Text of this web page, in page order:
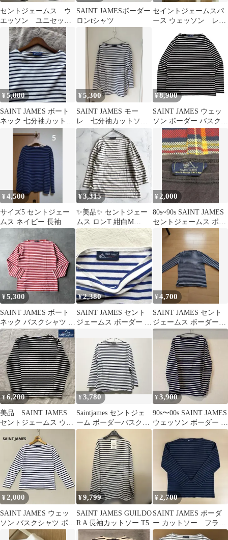
セントジェームス ウ
エッソン ユニセック
ス サイズT3
SAINT JAMESボーダー
ロンtシャツ
セイントジェームスパ
ース ウェッソン レア
¥5,000
SAINT JAMES ボート
ネック 七分袖カットソ
¥5,300
SAINT JAMES モー
レ 七分袖カットソー
ホワイト/ネイビー
¥ 8,900
SAINT JAMES ウェッ
ソン ボーダー バスクシ
ャツ T7 フランス製
¥4,500
サイズ5 セントジェー
ムス ネイビー 長袖
¥3,315
✨美品✨ セントジェー
ムス ロンT 紺白M
tk102
¥ 2,000
80s~90s SAINT JAMES
セントジェームス ボー
ダーロンT
¥5,300
SAINT JAMES ボート
ネック バスクシャツ ボ
ーダー フランス製
¥2,380
SAINT JAMES セント
ジェームス ボーダー 長
¥4,700
SAINT JAMES セント
ジェームス ボーダーカ
ットソー
¥6,200
美品 SAINT JAMES
セントジェームス ウエ
ッソン T4 白×黒
¥3,780
Saintjames セントジェ
ーム ボーダーバスクシ
ャツ ウェッソン 38
¥3,900
90s〜00s SAINT JAMES
ウェッソン ボーダー 4
ネイビー
¥2,000
SAINT JAMES ウェッ
ソン バスクシャツ ボー
ダー XS
¥9,799
SAINT JAMES GUILDO
R A 長袖カットソー T5
¥2,700
SAINT JAMES ボーダ
ー カットソー フラン
ス製